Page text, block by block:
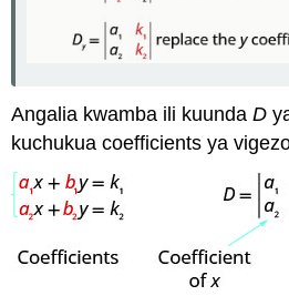
Angalia kwamba ili kuundaD
kuchukua coefficients ya